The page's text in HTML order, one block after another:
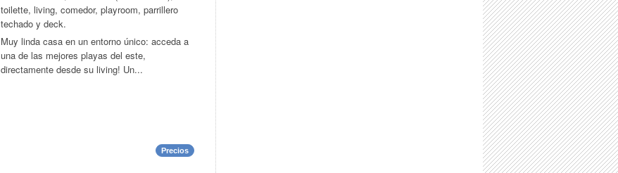
toilette, living, comedor, playroom, parrillero
techado y deck.
Muy linda casa en un entorno único: acceda a
una de las mejores playas del este,
directamente desde su living! Un...
Precios